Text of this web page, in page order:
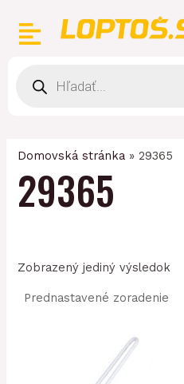
Domovská stránka »29365
29365
Zobrazený jediný výsledok